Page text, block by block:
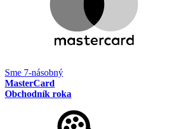
Sme 7-násobný
MasterCard
Obchodník roka